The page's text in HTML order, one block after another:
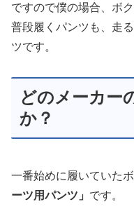
ですので僕の場合、ボ
普段履くパンツも、走
ツです。
どのメーカー
か？
一番始めに履いていた
ーツ用パンツ」 です。